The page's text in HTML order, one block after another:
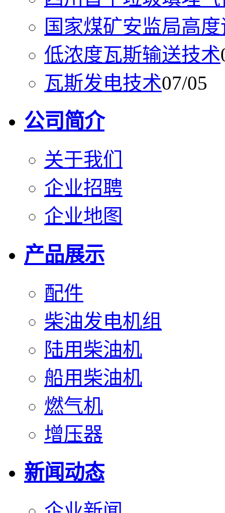
国家煤矿安监局高
低浓度瓦斯输送技术
瓦斯发电技术07/05
公司简介
关于我们
企业招聘
企业地图
产品展示
配件
柴油发电机组
陆用柴油机
船用柴油机
燃气机
增压器
新闻动态